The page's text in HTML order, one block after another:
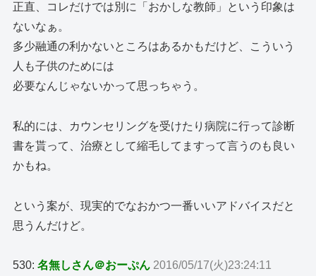
正直、コレだけでは別に「おかしな教師」という印象は
ないなぁ。
多少融通の利かないところはあるかもだけど、こういう
人も子供のためには
必要なんじゃないかって思っちゃう。
私的には、カウンセリングを受けたり病院に行って診断
書を貰って、治療として縮毛してますって言うのも良い
かもね。
という案が、現実的でなおかつ一番いいアドバイスだと
思うんだけど。
530:名無しさん＠おーぷん 2016/05/17(火)23:24:11